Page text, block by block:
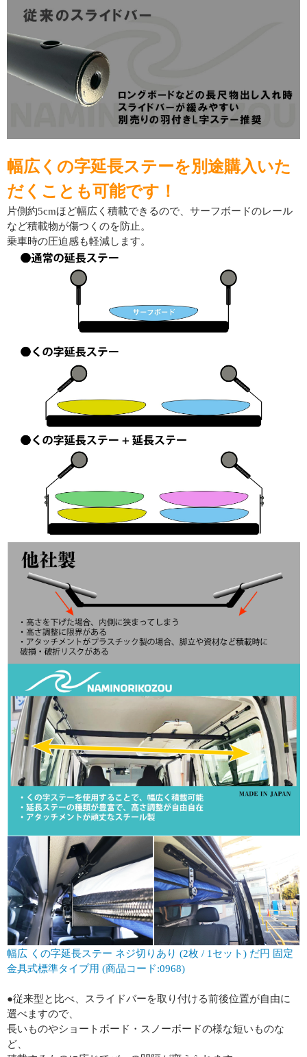
幅広くの字延長ステーを別途購入いた
だくことも可能です！
片側約5cmほど幅広く積載できるので、サーフボードのレール
など積載物が傷つくのを防止。
乗車時の圧迫感も軽減します。
幅広 くの字延長ステー ネジ切りあり (2枚 / 1セット) だ円 固定
金具式標準タイプ用 (商品コード:0968)
●従来型と比べ、スライドバーを取り付ける前後位置が自由に
選べますので、
長いものやショートボード・スノーボードの様な短いものな
ど、